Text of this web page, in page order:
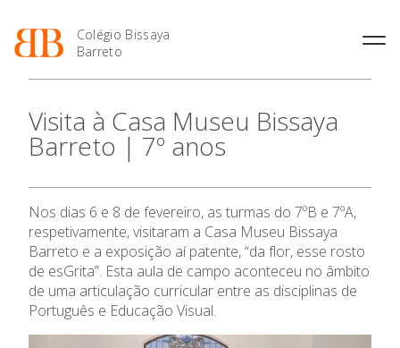
Colégio Bissaya
Barreto
Projeto Educativo
Organização
Colaboradores Não
Docentes
Instalações
Ofertas de emprego
Regulamentos
Jornal “O Coreto”
Enriquecimento Curricular
Oferta Curricular
Sala de Estudo
Atividades de Interrupção
Letiva
Academia de Línguas
Profissionais
Matrículas
Termalismo
Curso de Técnico/a de Apoio
à Família e à Comunidade
Ofertas de Emprego
2027
Calendários
de Educação
SIGE
Secretariado de Exames
Visita à Casa Museu Bissaya
Barreto | 7º anos
Nos dias 6 e 8 de fevereiro, as turmas do 7ºB e 7ºA,
respetivamente, visitaram a Casa Museu Bissaya
Barreto e a exposição aí patente, “da flor, esse rosto
de esGrita”. Esta aula de campo aconteceu no âmbito
de uma articulação curricular entre as disciplinas de
Português e Educação Visual.